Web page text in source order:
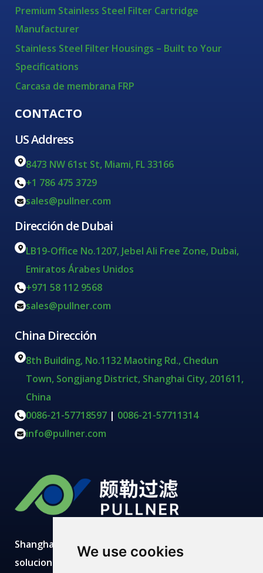
We use cookies
Shanghai Pullner desarrolla, fabrica y suministra
soluciones avanzadas de filtración con producción
Premium Stainless Steel Filter Cartridge
Manufacturer
Stainless Steel Filter Housings – Built to Your
Specifications
Carcasa de membrana FRP
CONTACTO
US Address
8473 NW 61st St, Miami, FL 33166
+1 786 475 3729
sales@pullner.com
Dirección de Dubai
LB19-Office No.1207, Jebel Ali Free Zone, Dubai,
Emiratos Árabes Unidos
+971 58 112 9568
sales@pullner.com
China Dirección
8th Building, No.1132 Maoting Rd., Chedun
Town, Songjiang District, Shanghai City, 201611,
China
0086-21-57718597 | 0086-21-57711314
info@pullner.com